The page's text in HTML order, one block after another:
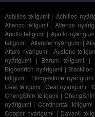
Achilles téligumi |Achilles
Altenzo téligumi |Altenzo
Apollo téligumi | Apollo nyárigumi
téligumi | Atlander nyárigumi |
Atturo nyárigumi |Austone
nyárigumi | Barum téligumi |
Bfgoodrich nyárigumi | Blacklion
téligumi | Bridgestone nyárigumi
Ceat téligumi |Ceat nyárigumi |
ChengShin téligumi |
nyárigumi | Continental téligumi
Cooper nyárigumi | Davanti